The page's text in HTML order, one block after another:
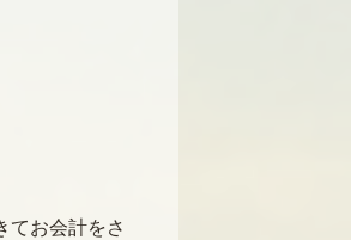
てお会計をさ